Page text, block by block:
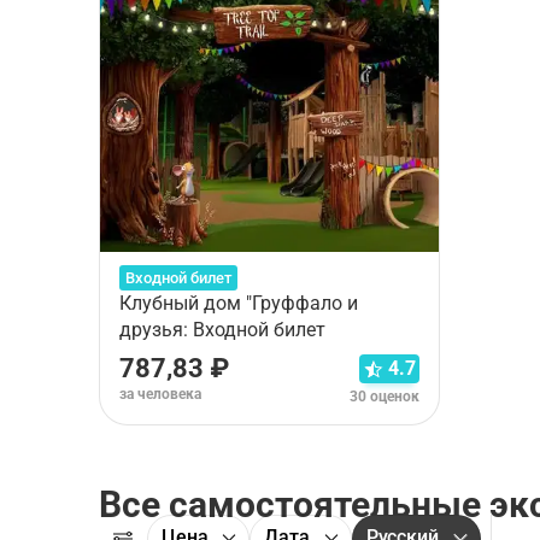
Входной билет
Клубный дом "Груффало и
друзья: Входной билет
787,83 ₽
за человека
4.7
30 оценок
Все самостоятельные